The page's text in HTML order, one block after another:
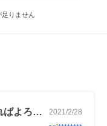
りません
商品届きました、またの機会有ればよろし… 2021/2/28